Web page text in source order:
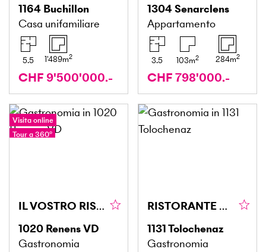
1164 Buchillon
Casa unifamiliare
5.5 1'489m2
CHF 9'500'000.-
1304Senarclens
Appartamento
3.5 103m2 284m2
CHF 798'000.-
Visita online
Tour a 360°
IL VOSTRO RISTORANTE IN UNA POSIZIONE STRATEGICA
1020 Renens VD
Gastronomia
RISTORANTE NEL CUORE DI UNA ZONA DINAMICA
1131Tolochenaz
Gastronomia